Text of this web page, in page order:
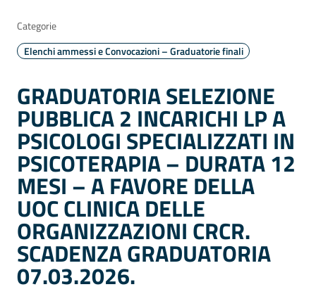
GRADUATORIA SELEZIONE
PUBBLICA 2 INCARICHI LP A
PSICOLOGI SPECIALIZZATI IN
PSICOTERAPIA – DURATA 12
MESI – A FAVORE DELLA
UOC CLINICA DELLE
ORGANIZZAZIONI CRCR.
SCADENZA GRADUATORIA
07.03.2026.
Categorie
Elenchi ammessi e Convocazioni – Graduatorie finali